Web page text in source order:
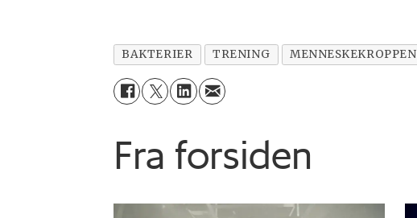
BAKTERIER TRENING MENNESKEKROPPEN
Fra forsiden